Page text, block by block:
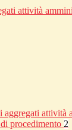
attività
aggregati attività
procedimento 2